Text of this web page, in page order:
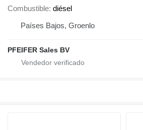
Combustible diésel
Países Bajos, Groenlo
PFEIFER Sales BV